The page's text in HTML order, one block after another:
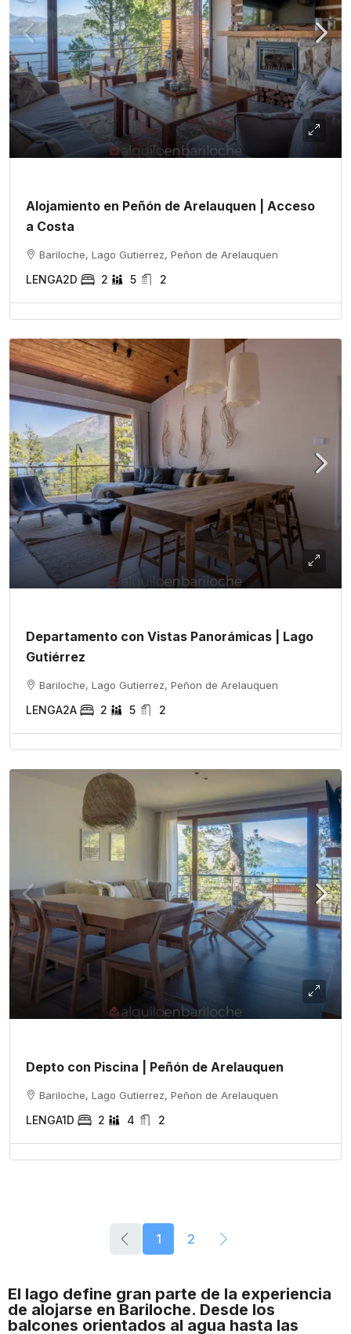
Alojamiento en Peñón de Arelauquen | Acceso
a Costa
Bariloche, Lago Gutierrez, Peñon de Arelauquen
LENGA2D 2 5 2
Departamento con Vistas Panorámicas | Lago
Gutiérrez
Bariloche, Lago Gutierrez, Peñon de Arelauquen
LENGA2A 2 5 2
Depto con Piscina | Peñón de Arelauquen
Bariloche, Lago Gutierrez, Peñon de Arelauquen
LENGA1D 2 4 2
1 2
El lago define gran parte de la experiencia
de alojarse en Bariloche. Desde los
balcones orientados al agua hasta las